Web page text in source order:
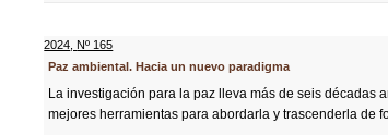
2024 ,Nº 165
Paz ambiental. Hacia un nuevo paradigma
La investigación para la paz lleva más de seis décadas
mejores herramientas para abordarla y trascenderla de